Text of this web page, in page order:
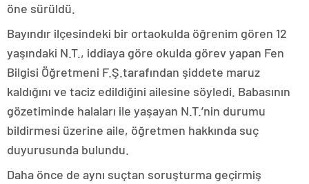
öne sürüldü.
Bayındır ilçesindeki bir ortaokulda öğrenim gören 12
yaşındaki N.T., iddiaya göre okulda görev yapan Fen
Bilgisi Öğretmeni F.Ş.tarafından şiddete maruz
kaldığını ve taciz edildiğini ailesine söyledi. Babasının
gözetiminde halaları ile yaşayan N.T.’nin durumu
bildirmesi üzerine aile, öğretmen hakkında suç
duyurusunda bulundu.
Daha önce de aynı suçtan soruşturma geçirmiş